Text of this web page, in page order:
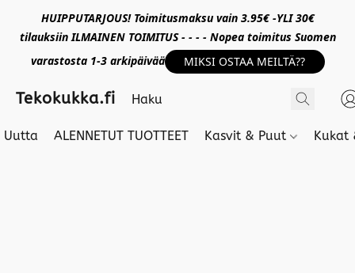
HUIPPUTARJOUS! Toimitusmaksu vain 3.95€ -YLI 30€
tilauksiin ILMAINEN TOIMITUS - - - - Nopea toimitus Suomen
varastosta 1-3 arkipäivää
MIKSI OSTAA MEILTÄ??
Tekokukka.fi
Uutta ALENNETUT TUOTTEET Kasvit & Puut Kukat